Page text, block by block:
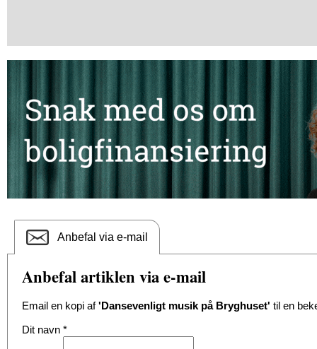
Anbefal via e-mail
Anbefal artiklen via e-mail
Email en kopi af'Dansevenligt musik på Bryghuset' til en
Dit navn *